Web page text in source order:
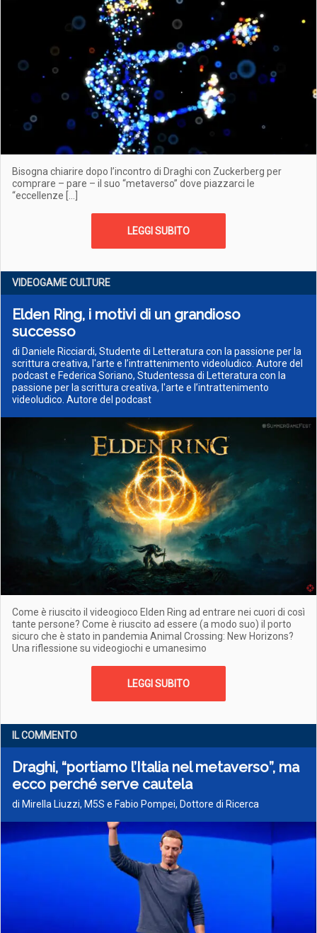
Bisogna chiarire dopo l’incontro di Draghi con Zuckerberg per
comprare – pare – il suo “metaverso” dove piazzarci le
“eccellenze […]
LEGGI SUBITO
VIDEOGAME CULTURE
Elden Ring, i motivi di un grandioso
successo
di Daniele Ricciardi, Studente di Letteratura con la passione per la
scrittura creativa, l'arte e l’intrattenimento videoludico. Autore del
podcast e Federica Soriano, Studentessa di Letteratura con la
passione per la scrittura creativa, l'arte e l’intrattenimento
videoludico. Autore del podcast
Come è riuscito il videogioco Elden Ring ad entrare nei cuori di così
tante persone? Come è riuscito ad essere (a modo suo) il porto
sicuro che è stato in pandemia Animal Crossing: New Horizons?
Una riflessione su videogiochi e umanesimo
LEGGI SUBITO
IL COMMENTO
Draghi, “portiamo l’Italia nel metaverso”, ma
ecco perché serve cautela
di Mirella Liuzzi, M5S e Fabio Pompei, Dottore di Ricerca